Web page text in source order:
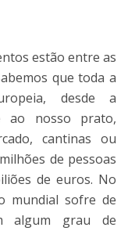
estão entre as
que toda a
desde a
ao nosso prato,
cantinas ou
de pessoas
de euros. No
mundial sofre de
algum grau de